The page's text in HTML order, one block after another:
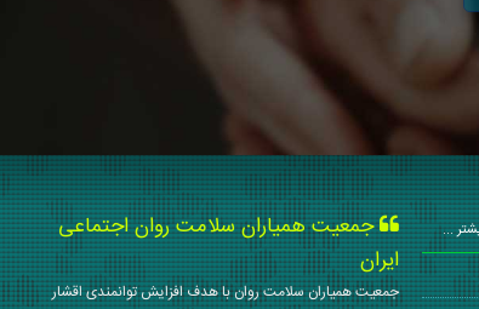
...
جمعیت همیاران سلامت روان اجتماعی
ایران
جمعیت همیاران سلامت روان با هدف افزایش توانمندی اقشار